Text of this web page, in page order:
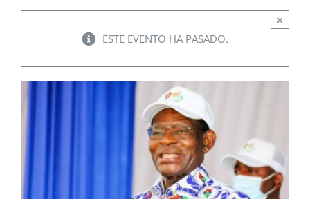
CONVENIOS AAUCA
ESTE EVENTO HA PASADO.
×